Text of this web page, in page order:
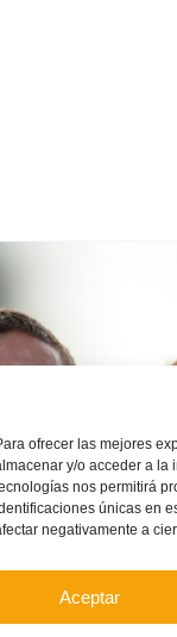
ofrecer las mejores
y/o acceder a la
nos permitirá
únicas en
negativamente a
Aceptar